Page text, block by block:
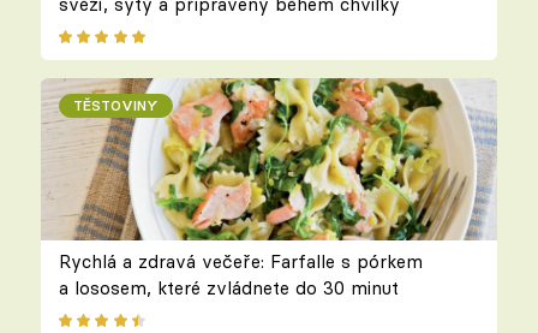
TĚSTOVINY
Rychlá a zdravá večeře: Farfalle s pórkem
a lososem, které zvládnete do 30 minut